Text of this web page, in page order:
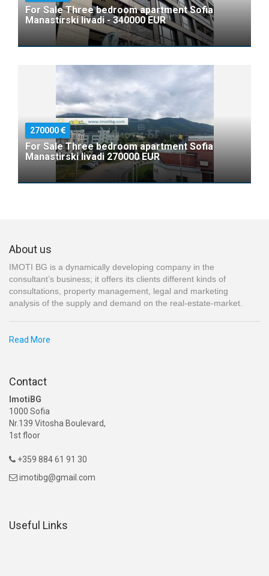
For Sale Three bedroom apartment Sofia
Manastirski livadi - 340000 EUR
270000
For Sale Three bedroom apartment Sofia
Manastirski livadi 270000 EUR
About us
IMOTI BG is a dynamically developing company in the
consultant’s business; it offers its clients different kinds of
consultations, property management, legal and marketing
analysis of the supply and demand on the real-estate-market.
Read More
Contact
ImotiBG
1000 Sofia
Nr.139 Vitosha Boulevard,
1st floor
 +359 884 61 91 30
 imotibg@gmail.com
Useful Links